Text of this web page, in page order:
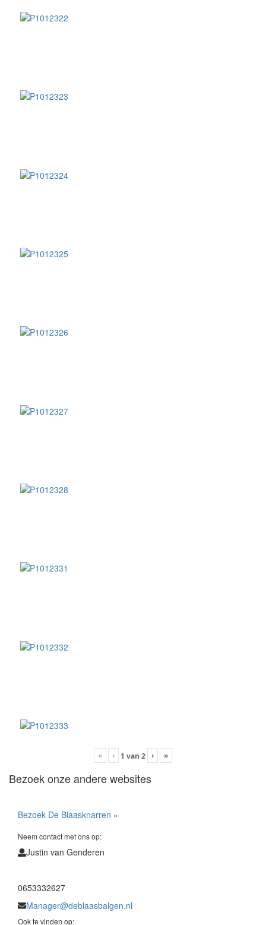
« ‹ 1 van 2 › »
Bezoek onze andere websites
Bezoek De Blaasknarren »
Neem contact met ons op:
Justin van Genderen
0653332627
Manager@deblaasbalgen.nl
Ook te vinden op: